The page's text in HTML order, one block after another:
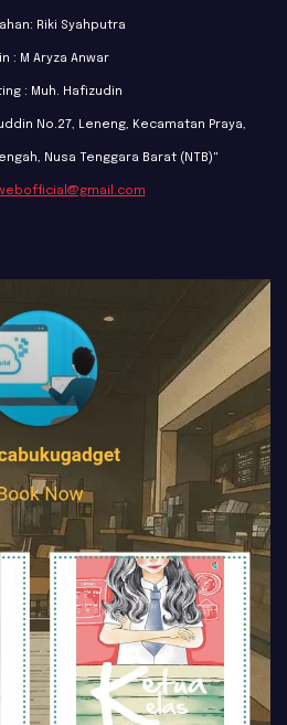
Riki Syahputra
: M Aryza Anwar
: Muh. Hafizudin
No.27, Leneng, Kecamatan Praya,
Nusa Tenggara Barat (NTB)"